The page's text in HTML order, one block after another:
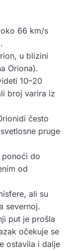
66 km/s
u blizini
Oriona).
10–20
broj varira iz
često
pruge
do
od
ali su
severnoj.
put je prošla
očekuje se
ostavila i dalje